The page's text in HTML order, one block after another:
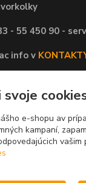
- 55 450 90 -
info v
e-shopu av
kampaní,
vašim